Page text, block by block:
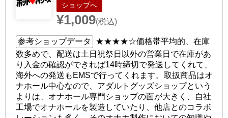
ショップへ
¥1,009(税込)
参考ショップデータ ★★★★☆価格帯平均的、在庫
数多めで、配送は土日祝祭日以外の営業日で在庫があ
り入金の確認ができれば14時締切で発送してくれて、
海外への発送もEMSで行ってくれます。取扱商品はオ
ナホール中心なので、アダルトグッズショップという
よりは、オナホール専門ショップの面が大きく、自社
工場でオナホールを製造していたり、他店とのコラボ